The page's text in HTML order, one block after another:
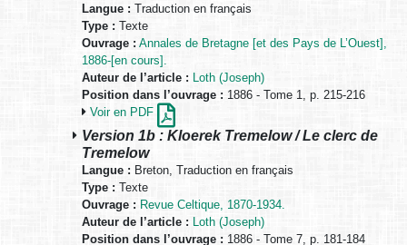
Langue : Traduction en français
Type : Texte
Ouvrage : Annales de Bretagne [et des Pays de L’Ouest],
1886-[en cours].
Auteur de l’article : Loth (Joseph)
Position dans l’ouvrage : 1886 - Tome 1, p. 215-216
Voir en PDF
Version 1b : Kloerek Tremelow / Le clerc de
Tremelow
Langue : Breton, Traduction en français
Type : Texte
Ouvrage : Revue Celtique, 1870-1934.
Auteur de l’article : Loth (Joseph)
Position dans l’ouvrage : 1886 - Tome 7, p. 181-184